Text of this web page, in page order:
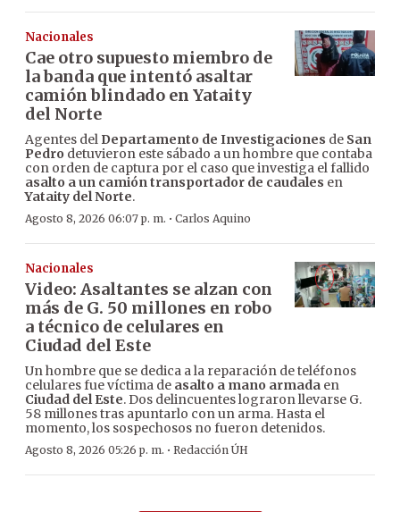
Nacionales
Cae otro supuesto miembro de
la banda que intentó asaltar
camión blindado en Yataity
del Norte
Agentes del Departamento de Investigaciones de San
Pedro detuvieron este sábado a un hombre que contaba
con orden de captura por el caso que investiga el fallido
asalto a un camión transportador de caudales en
Yataity del Norte.
Agosto 8, 2026 06:07 p. m. · Carlos Aquino
Nacionales
Video: Asaltantes se alzan con
más de G. 50 millones en robo
a técnico de celulares en
Ciudad del Este
Un hombre que se dedica a la reparación de teléfonos
celulares fue víctima de asalto a mano armada en
Ciudad del Este. Dos delincuentes lograron llevarse G.
58 millones tras apuntarlo con un arma. Hasta el
momento, los sospechosos no fueron detenidos.
Agosto 8, 2026 05:26 p. m. · Redacción ÚH